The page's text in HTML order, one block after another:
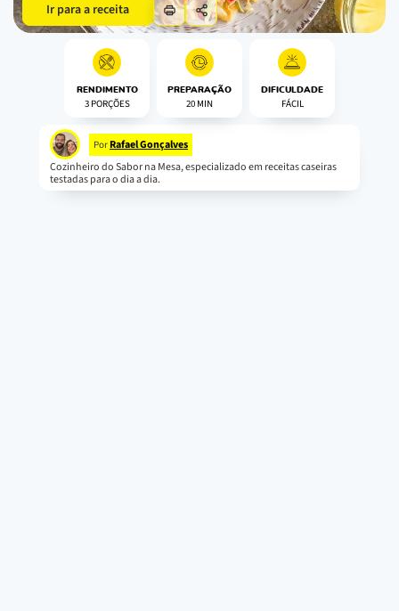
Ir para a receita
RENDIMENTO
3 PORÇÕES
PREPARAÇÃO
20 MIN
DIFICULDADE
FÁCIL
Por Rafael Gonçalves
Cozinheiro do Sabor na Mesa, especializado em receitas caseiras
testadas para o dia a dia.